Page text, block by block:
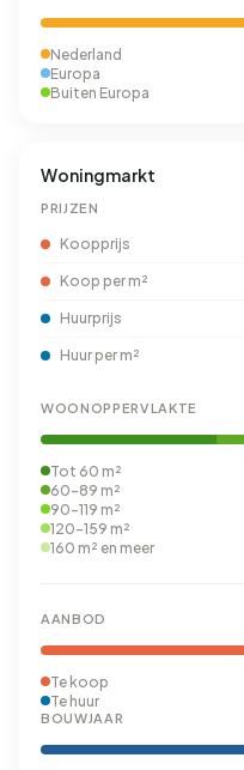
Nederland
Europa
Buiten Europa
Woningmarkt
PRIJZEN
Koopprijs
Koop per m²
Huurprijs
Huur per m²
WOONOPPERVLAKTE
Tot 60 m²
60-89 m²
90-119 m²
120-159 m²
160 m² en meer
AANBOD
Te koop
Te huur
BOUWJAAR